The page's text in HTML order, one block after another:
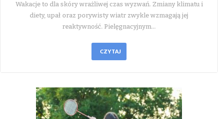
Wakacje to dla skóry wrażliwej czas wyzwań. Zmiany klimatu i
diety, upał oraz porywisty wiatr zwykle wzmagają jej
reaktywność. Pielęgnacyjnym…
CZYTAJ